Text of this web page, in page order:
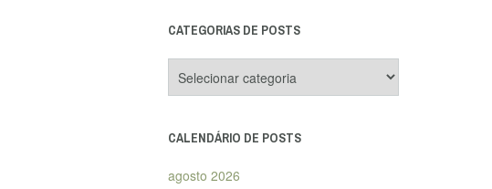
CATEGORIAS DE POSTS
de
CALENDÁRIO DE POSTS
agosto 2026